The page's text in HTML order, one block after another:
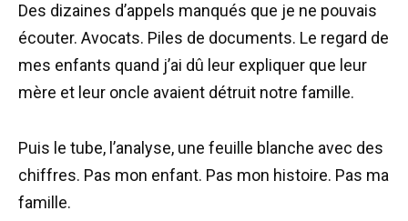
Des dizaines d’appels manqués que je ne pouvais
écouter. Avocats. Piles de documents. Le regard de
mes enfants quand j’ai dû leur expliquer que leur
mère et leur oncle avaient détruit notre famille.
Puis le tube, l’analyse, une feuille blanche avec des
chiffres. Pas mon enfant. Pas mon histoire. Pas ma
famille.